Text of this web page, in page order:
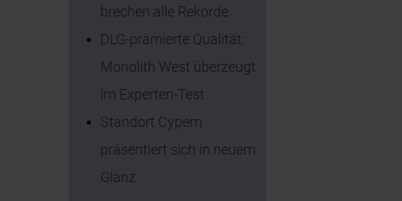
brechen alle Rekorde
DLG-prämierte Qualität:
Monolith West überzeugt
im Experten-Test
Standort Cypern
präsentiert sich in neuem
Glanz